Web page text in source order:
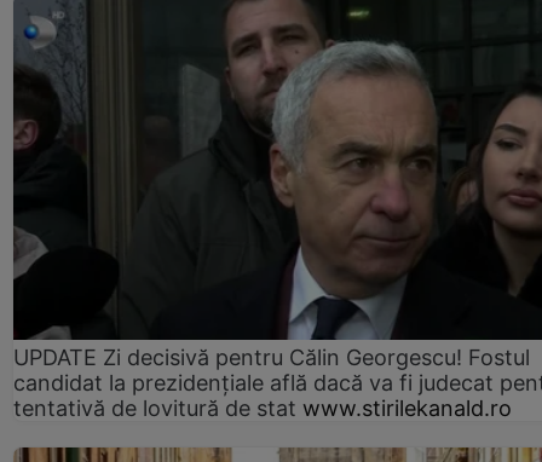
UPDATE Zi decisivă pentru Călin Georgescu! Fostul
candidat la prezidențiale află dacă va fi judecat
tentativă de lovitură de stat www.stirilekanald.ro